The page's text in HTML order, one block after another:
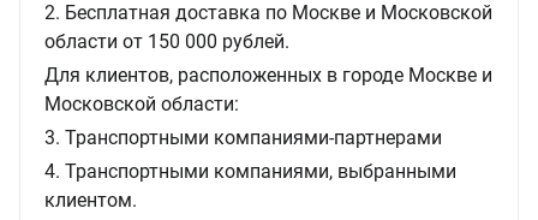
2. Бесплатная доставка по Москве и Московской
области от 150 000 рублей.
Для клиентов, расположенных в городе Москве и
Московской области:
3. Транспортными компаниями-партнерами
4. Транспортными компаниями, выбранными
клиентом.